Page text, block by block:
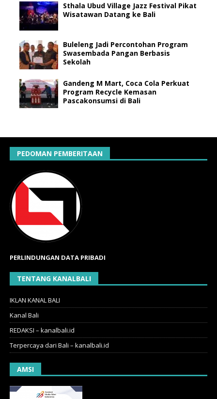
Sthala Ubud Village Jazz Festival Pikat
Wisatawan Datang ke Bali
Buleleng Jadi Percontohan Program
Swasembada Pangan Berbasis
Sekolah
Gandeng M Mart, Coca Cola Perkuat
Program Recycle Kemasan
Pascakonsumsi di Bali
PEDOMAN PEMBERITAAN
PERLINDUNGAN DATA PRIBADI
TENTANG KANALBALI
IKLAN KANAL BALI
Kanal Bali
REDAKSI – kanalbali.id
Terpercaya dari Bali – kanalbali.id
AMSI